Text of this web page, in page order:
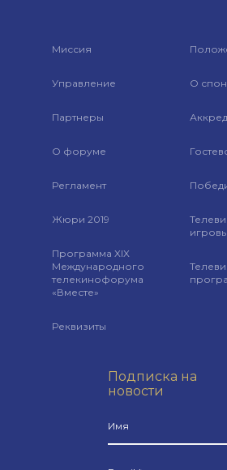
Миссия
Управление
Партнеры
О форуме
Регламент
Жюри 2019
Программа XIX
Международного
телекинофорума
«Вместе»
Реквизиты
О
Подписка на
новости